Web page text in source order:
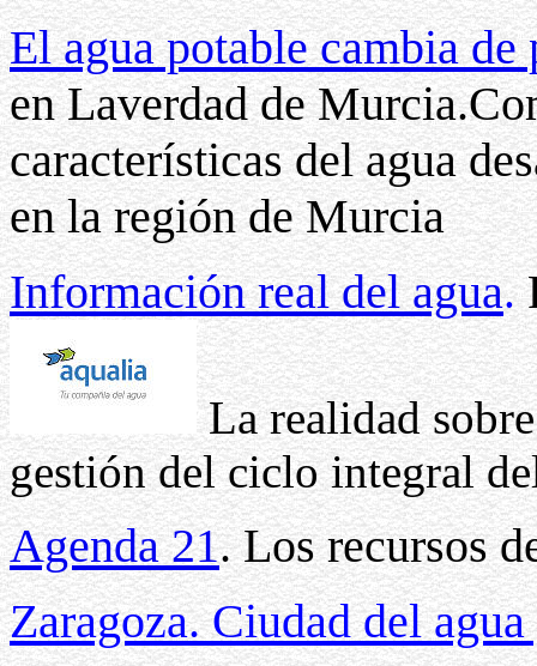
El agua potable cambia de
en Laverdad de
características del agua
en la región de Murcia
Información real del agua.
La realidad
gestión del ciclo integral
Agenda 21. Los recursos
Zaragoza. Ciudad del